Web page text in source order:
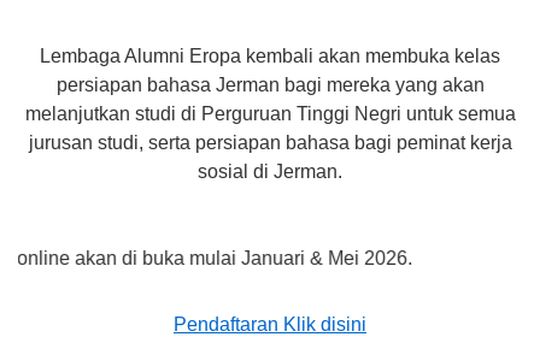
Lembaga Alumni Eropa kembali akan membuka kelas
persiapan bahasa Jerman bagi mereka yang akan
melanjutkan studi di Perguruan Tinggi Negri untuk semua
jurusan studi, serta persiapan bahasa bagi peminat kerja
sosial di Jerman.
akan di buka mulai Januari & Mei 2026.
Pendaftaran Klik disini